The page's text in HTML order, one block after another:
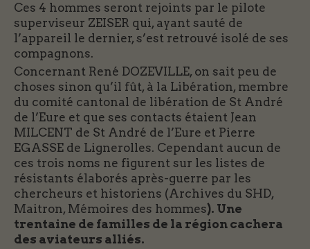
Ces 4 hommes seront rejoints par le pilote
superviseur ZEISER qui, ayant sauté de
l’appareil le dernier, s’est retrouvé isolé de ses
compagnons.
Concernant René DOZEVILLE, on sait peu de
choses sinon qu’il fût, à la Libération, membre
du comité cantonal de libération de St André
de l’Eure et que ses contacts étaient Jean
MILCENT de St André de l’Eure et Pierre
EGASSE de Lignerolles. Cependant aucun de
ces trois noms ne figurent sur les listes de
résistants élaborés après-guerre par les
chercheurs et historiens (Archives du SHD,
Maitron, Mémoires des hommes). Une
trentaine de familles de la région cachera
des aviateurs alliés.